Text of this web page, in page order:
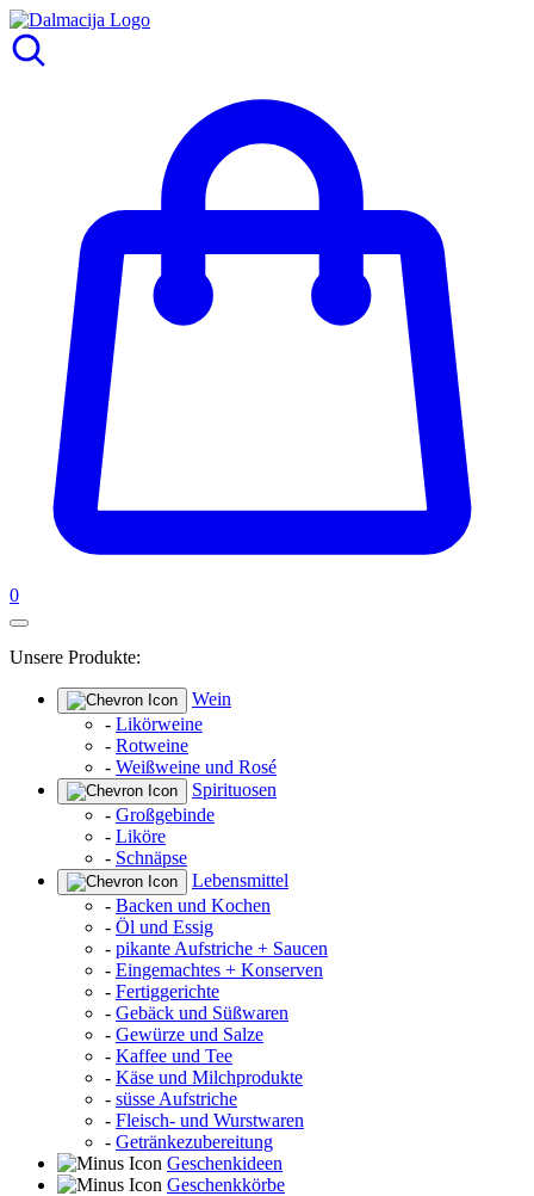
0
Unsere Produkte:
Wein
- Likörweine
- Rotweine
- Weißweine und Rosé
Spirituosen
- Großgebinde
- Liköre
- Schnäpse
Lebensmittel
- Backen und Kochen
- Öl und Essig
- pikante Aufstriche + Saucen
- Eingemachtes + Konserven
- Fertiggerichte
- Gebäck und Süßwaren
- Gewürze und Salze
- Kaffee und Tee
- Käse und Milchprodukte
- süsse Aufstriche
- Fleisch- und Wurstwaren
- Getränkezubereitung
Geschenkideen
Geschenkkörbe